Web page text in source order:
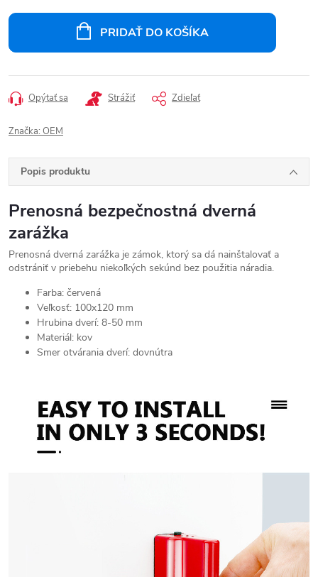
PRIDAŤ DO KOŠÍKA
Opýtať sa Strážiť Zdieľať
Značka: OEM
Popis produktu
Prenosná bezpečnostná dverná
zarážka
Prenosná dverná zarážka je zámok, ktorý sa dá nainštalovať a
odstrániť v priebehu niekoľkých sekúnd bez použitia náradia.
Farba: červená
Veľkosť: 100x120 mm
Hrubina dverí: 8-50 mm
Materiál: kov
Smer otvárania dverí: dovnútra